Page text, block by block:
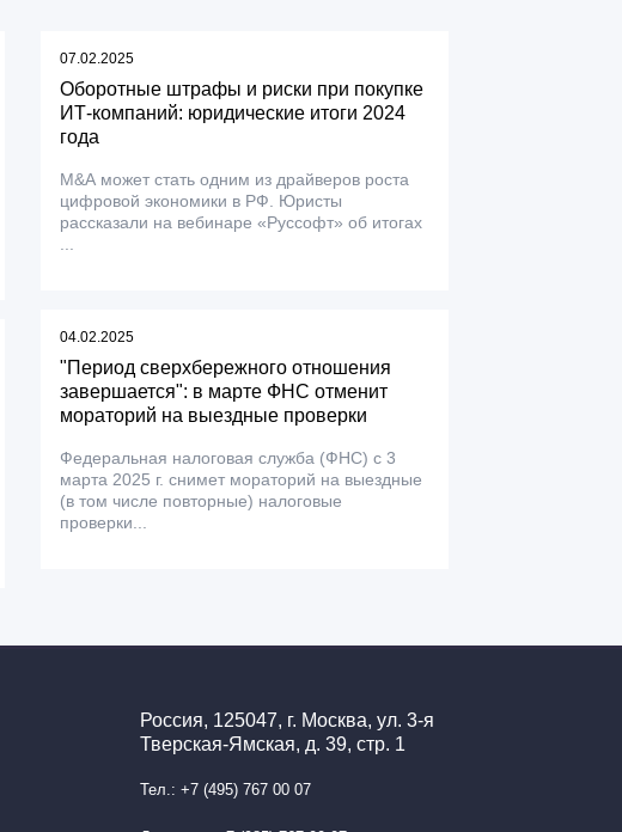
07.02.2025
Оборотные штрафы и риски при покупке
ИТ-компаний: юридические итоги 2024
года
М&А может стать одним из драйверов роста
цифровой экономики в РФ. Юристы
рассказали на вебинаре «Руссофт» об итогах
04.02.2025
"Период сверхбережного отношения
завершается": в марте ФНС отменит
мораторий на выездные проверки
Федеральная налоговая служба (ФНС) с 3
марта 2025 г. снимет мораторий на выездные
(в том числе повторные) налоговые
проверки...
Россия, 125047, г. Москва, ул. 3-я
Тверская-Ямская, д. 39, стр. 1
Тел.: +7 (495) 767 00 07